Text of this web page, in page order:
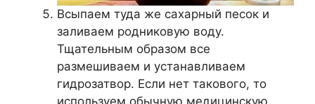
Всыпаем туда же сахарный песок и
заливаем родниковую воду.
Тщательным образом все
размешиваем и устанавливаем
гидрозатвор. Если нет такового, то
используем обычную медицинскую